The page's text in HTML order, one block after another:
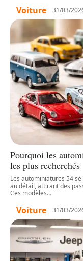
Voiture 31/03/
Pourquoi les
les plus recherchés
Les autominiatures 54
au détail, attirant des
Ces modèles…
Voiture 31/03/